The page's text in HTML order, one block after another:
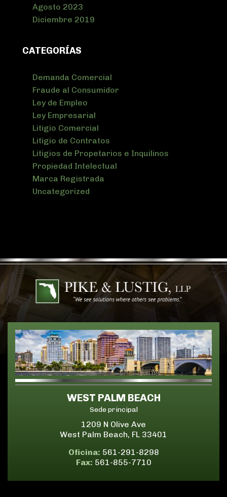
Agosto 2023
Diciembre 2019
CATEGORÍAS
Demanda Comercial
Fraude al Consumidor
Ley de Empleo
Ley Empresarial
Litigio Comercial
Litigio de Contratos
Litigios de Propetarios e Inquilinos
Propiedad Intelectual
Marca Registrada
Uncategorized
WEST PALM BEACH
Sede principal
1209 N Olive Ave
West Palm Beach, FL 33401
Oficina: 561-291-8298
Fax: 561-855-7710